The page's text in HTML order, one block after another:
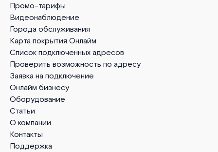
Промо-тарифы
Видеонаблюдение
Города обслуживания
Карта покрытия Онлайм
Список подключенных адресов
Проверить возможность по адресу
Заявка на подключение
Онлайм бизнесу
Оборудование
Статьи
О компании
Контакты
Поддержка